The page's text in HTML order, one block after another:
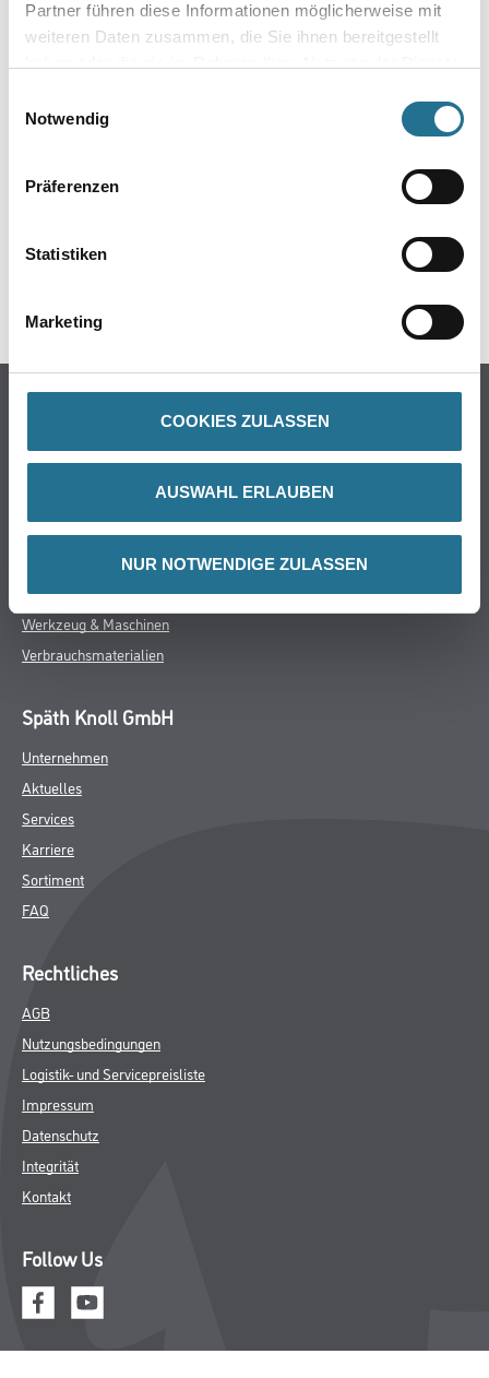
Partner führen diese Informationen möglicherweise mit
weiteren Daten zusammen, die Sie ihnen bereitgestellt
Notwendig
Präferenzen
Statistiken
Marketing
COOKIES ZULASSEN
AUSWAHL ERLAUBEN
NUR NOTWENDIGE ZULASSEN
ZUSATZINFOS
EAN
Online-Shop
WDV-Systeme
Putze- und Spachtelmassen
Wand- & Deckenbeläge
Werkzeug & Maschinen
Verbrauchsmaterialien
Späth Knoll GmbH
Unternehmen
Aktuelles
Services
Karriere
Sortiment
FAQ
Rechtliches
AGB
Nutzungsbedingungen
Logistik- und Servicepreisliste
Impressum
Datenschutz
Integrität
Kontakt
Follow Us